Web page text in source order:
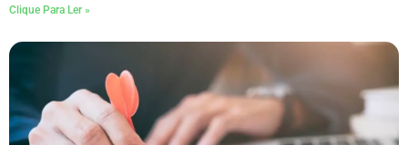
Clique Para Ler »